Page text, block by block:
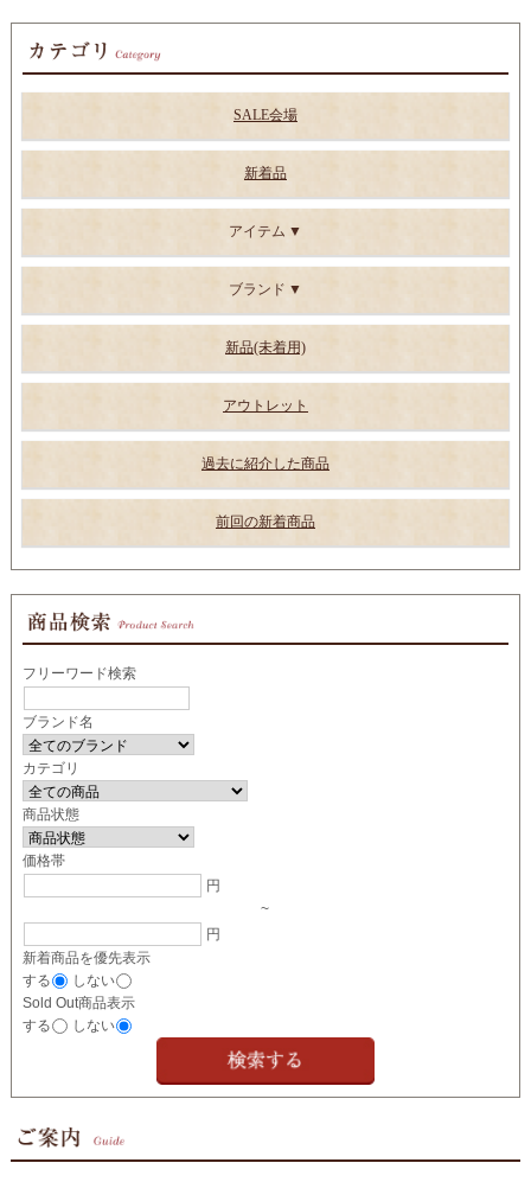
SALE会場
新着品
アイテム
ブランド
新品(未着用)
アウトレット
過去に紹介した商品
前回の新着商品
フリーワード検索
ブランド名
カテゴリ
商品状態
価格帯
円
~
円
新着商品を優先表示
する
しない
Sold Out商品表示
する
しない